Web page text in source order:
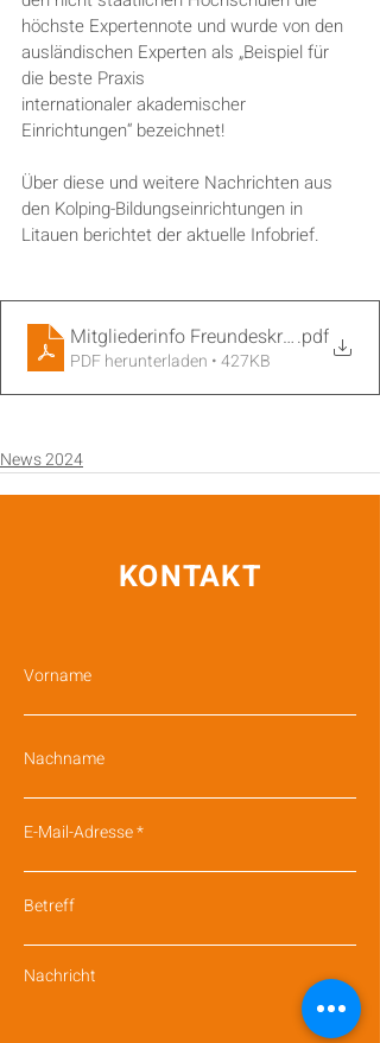
höchste Expertennote und wurde von den
ausländischen Experten als „Beispiel für
die beste Praxis
internationaler akademischer
Einrichtungen“ bezeichnet!
Über diese und weitere Nachrichten aus
den Kolping-Bildungseinrichtungen in
Litauen berichtet der aktuelle Infobrief.
Mitgliederinfo Freundeskreis 2024_1
.pdf
PDF herunterladen • 427KB
News 2024
KONTAKT
Vorname
Nachname
E-Mail-Adresse
Betreff
Nachricht